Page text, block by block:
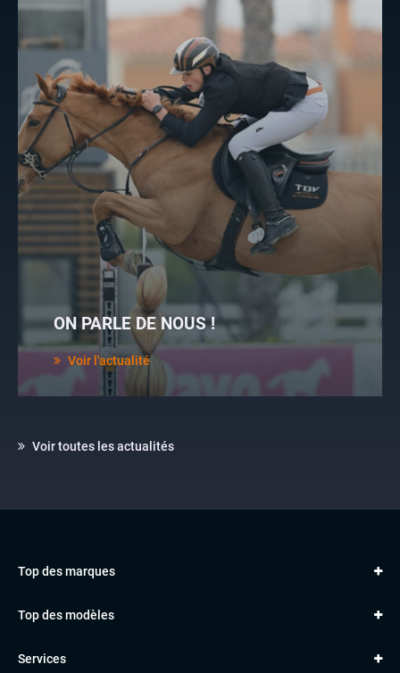
ON PARLE DE NOUS !
Voir l'actualité
Voir toutes les actualités
Top des marques
VOLKSWAGEN
BMW
Top des modèles
Classe A
Services